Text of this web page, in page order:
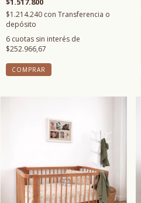
$1.214.240 con Transferencia o
depósito
6 cuotas sin interés de
$252.966,67
COMPRAR